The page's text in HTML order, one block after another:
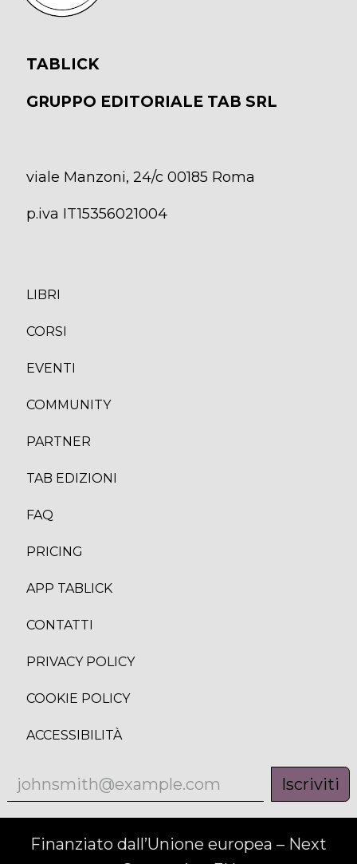
TABLICK
GRUPPO EDITORIALE TAB SRL
viale Manzoni, 24/c 00185 Roma
p.iva IT15356021004
LIBRI
CORS
EVENTI
COMMUNITY
PARTNER
TAB EDIZION
FAQ
PRICING
APP TABLICK
CONTATTI
PRIVACY POLICY
COOKIE POLICY
ACCESSIBILITÀ
Iscriviti
Finanziato dall’Unione europea – Next